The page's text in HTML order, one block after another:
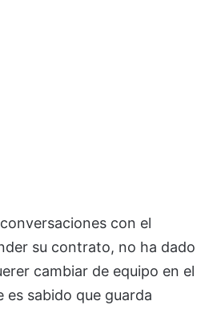
con el
su contrato, no ha dado
cambiar de equipo en el
sabido que guarda